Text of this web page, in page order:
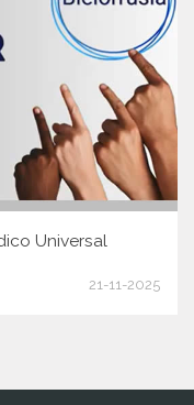
Universal
21-11-2025